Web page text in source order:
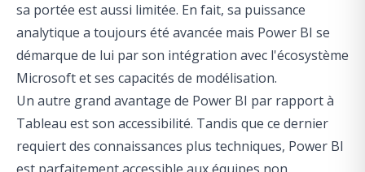
sa portée est aussi limitée. En fait, sa puissance
analytique a toujours été avancée mais Power BI se
démarque de lui par son intégration avec l'écosystème
Microsoft et ses capacités de modélisation.
Un autre grand avantage de Power BI par rapport à
Tableau est son accessibilité. Tandis que ce dernier
requiert des connaissances plus techniques, Power BI